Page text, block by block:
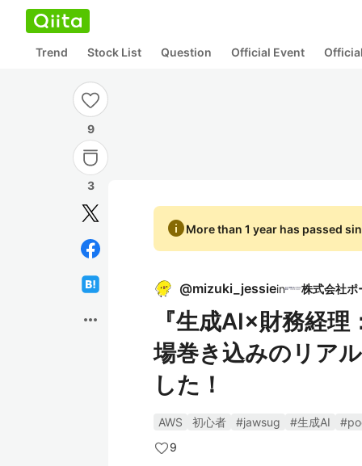
Trend Stock List Question Official Event
9
3
more_horiz
infoMore than 1 year has passed
@mizuki_jessiein
『生成AI×財務経
場巻き込みのリア
した！
AWS 初心者 #jawsug #生成AI
9